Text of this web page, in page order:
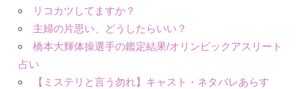
リコカツしてますか？
主婦の片思い、どうしたらいい？
橋本大輝体操選手の鑑定結果/オリンピックアスリート
占い
【ミステリと言う勿れ】キャスト・ネタバレあらす